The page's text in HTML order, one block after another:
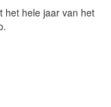
het hele jaar van het